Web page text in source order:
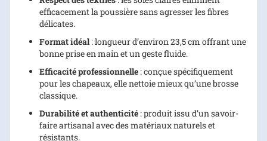
efficacement la poussière sans agresser les fibres
délicates.
Format idéal: longueur d’environ 23,5 cm offrant une
bonne prise en main et un geste fluide.
Efficacité professionnelle : conçue spécifiquement
pour les chapeaux, elle nettoie mieux qu’une brosse
classique.
Durabilité et authenticité : produit issu d’un savoir-
faire artisanal avec des matériaux naturels et
résistants.